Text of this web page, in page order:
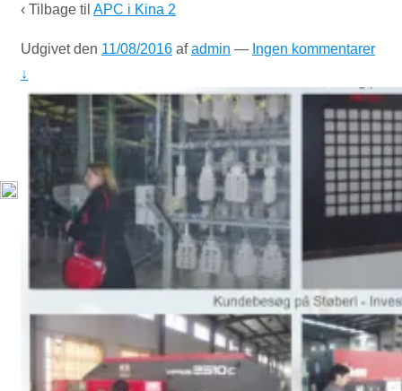
‹ Tilbage til APC i Kina 2
Udgivet den 11/08/2016 afadmin — Ingen kommentarer
↓